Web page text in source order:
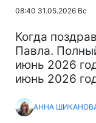
08:40 31.05.2026 Вс
Когда
Павла.
июнь 2026
июнь 2026
АННА